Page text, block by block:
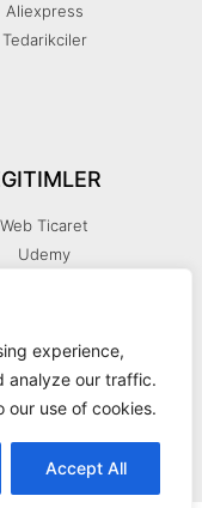
experience,
analyze our traffic.
our use of cookies.
Accept All
Aliexpress
Tedarikciler
Web Ticaret
Udemy